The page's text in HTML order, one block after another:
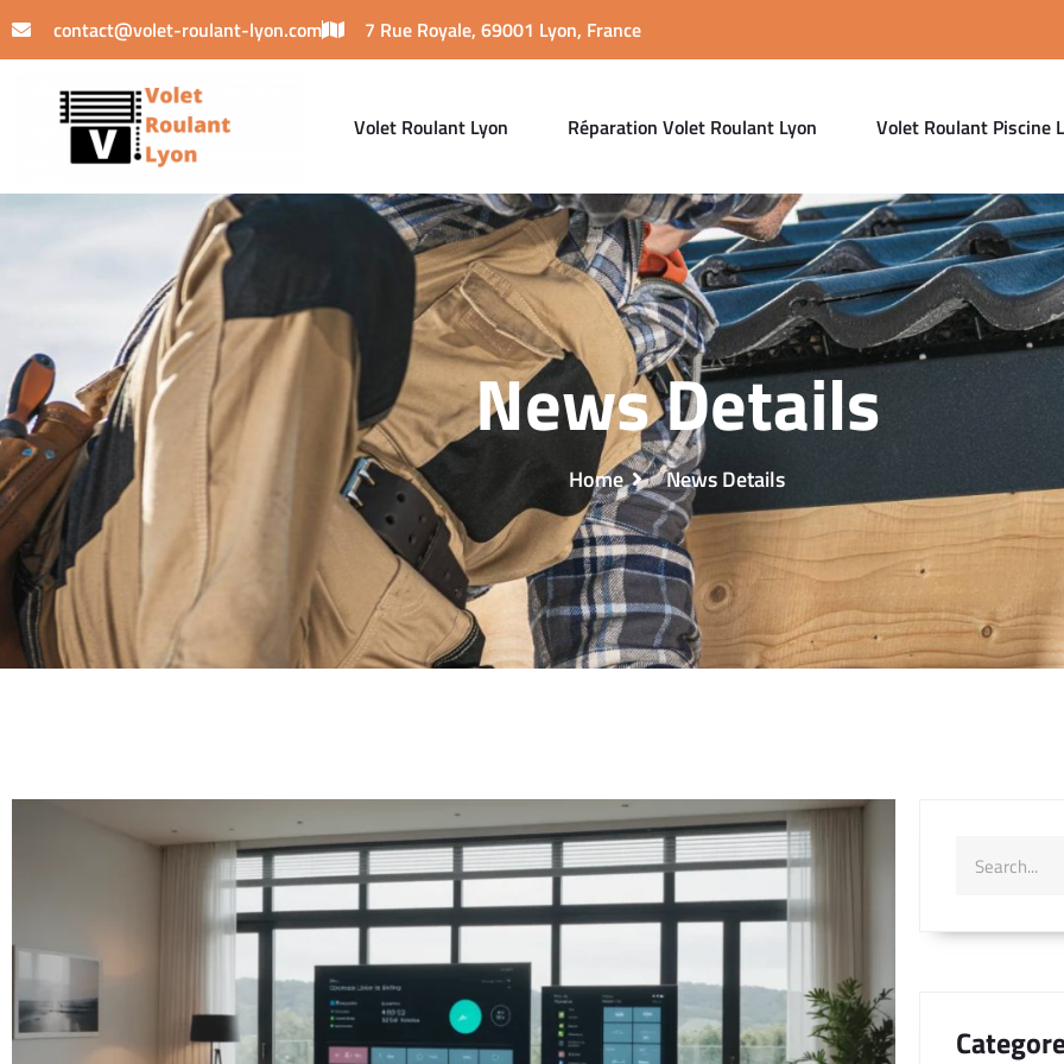
contact@volet-roulant-lyon.com 7 Rue Royale, 69001 Lyon, France
Volet Roulant Lyon Réparation Volet Roulant Lyon Volet Roulant Piscine
News Details
Home News Details